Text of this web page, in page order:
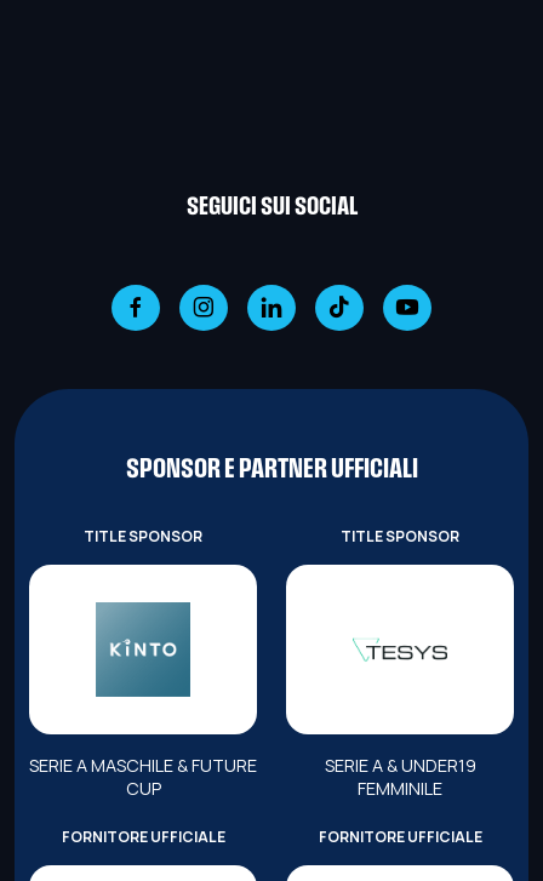
SEGUICI SUI SOCIAL
SPONSOR E PARTNER UFFICIALI
TITLE SPONSOR
SERIE A MASCHILE & FUTURE
CUP
TITLE SPONSOR
SERIE A & UNDER19
FEMMINILE
FORNITORE UFFICIALE FORNITORE UFFICIALE